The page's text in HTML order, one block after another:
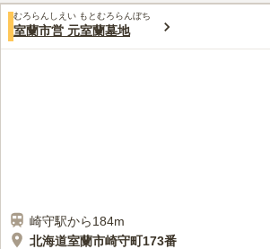
むろらんしえい もとむろらんぼち
室蘭市営 元室蘭墓地
崎守駅から184m
北海道室蘭市崎守町173番